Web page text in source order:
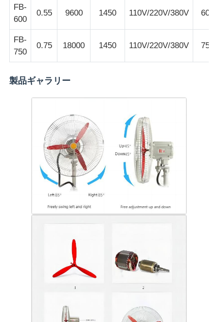
ホーム
企業情報
会社案内
品質管理
お問い合わせ
耐圧防爆警報ライト
FB-
600
0.55 9600 1450 110V/220V/380V 600
FB-
750
0.75 18000 1450 110V/220V/380V 750
製品ギャラリー